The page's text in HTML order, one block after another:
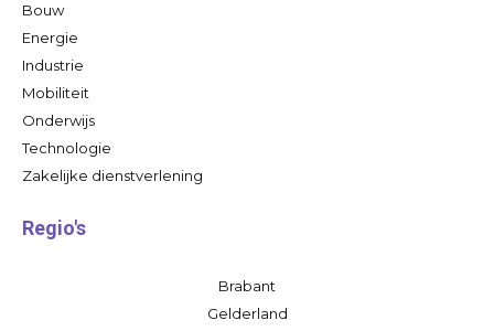
Bouw
Energie
Industrie
Mobiliteit
Onderwijs
Technologie
Zakelijke dienstverlening
Regio's
Brabant
Gelderland